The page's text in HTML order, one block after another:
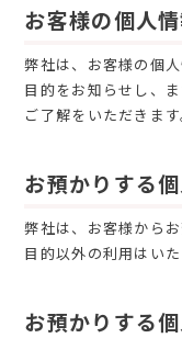
お客様の個人
弊社は、お客様の個
目的をお知らせし、
ご了解をいただきます
お預かりする
弊社は、お客様から
目的以外の利用はいた
お預かりする